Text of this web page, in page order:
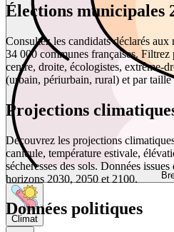
Climat
Élections municipales
Consultez les candidats déclarés
34 000 communes françaises.
centre, droite, écologistes, extrême-
(urbain, périurbain, rural) et par taille
Projections
Découvrez les projections
canicule, température estivale,
sécheresses des sols. Données
horizons 2030, 2050 et 2100.
Données politiques